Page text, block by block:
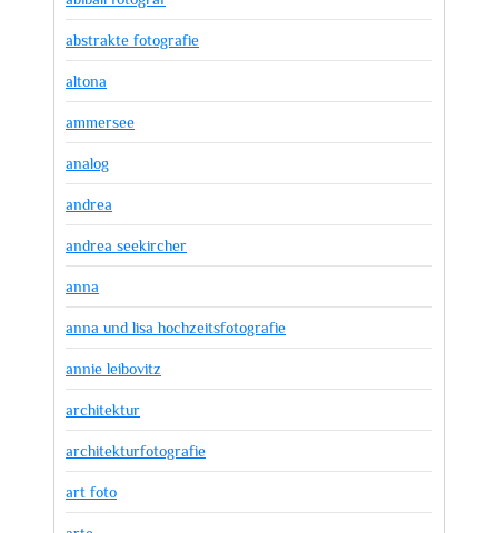
abstrakte fotografie
altona
ammersee
analog
andrea
andrea seekircher
anna
anna und lisa hochzeitsfotografie
annie leibovitz
architektur
architekturfotografie
art foto